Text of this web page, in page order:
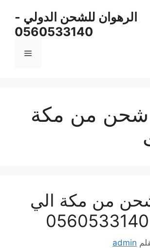
الرهوان للشحن الدولي -
0560533140
القائمة
من مكة
من مكة الي
admin